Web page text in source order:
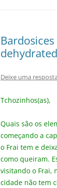
Deixe uma resposta
Tchozinhos(as),
Quais são os
começando a
o Frai tem e
como queiram.
visitando o Frai,
cidade não tem